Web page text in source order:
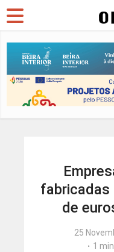
fabricadas
de
25
1